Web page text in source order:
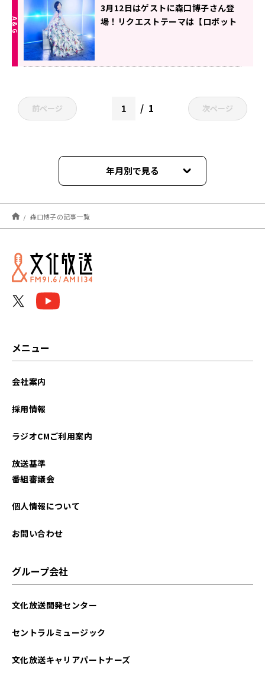
3月12日はゲストに森口博子さん登
場！リクエストテーマは【ロボット
前ページ 1 次ページ
年月別で見る
2026年03月
2025年07月
2024年08月
森口博子の記事一覧
メニュー
会社案内
採用情報
ラジオCMご利用案内
放送基準
番組審議会
個人情報について
お問い合わせ
グループ会社
文化放送開発センター
セントラルミュージック
文化放送キャリアパートナーズ